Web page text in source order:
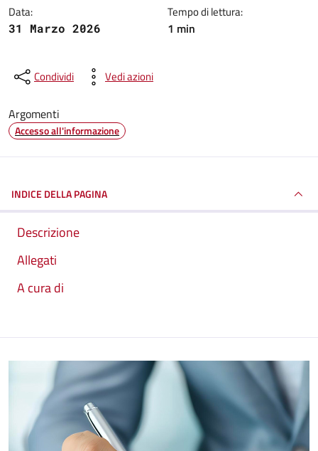
Data:
31 Marzo 2026
Tempo di lettura:
1 min
Condividi Vedi azioni
Argomenti
Accesso all'informazione
INDICE DELLA PAGINA
Descrizione
Allegati
A cura di